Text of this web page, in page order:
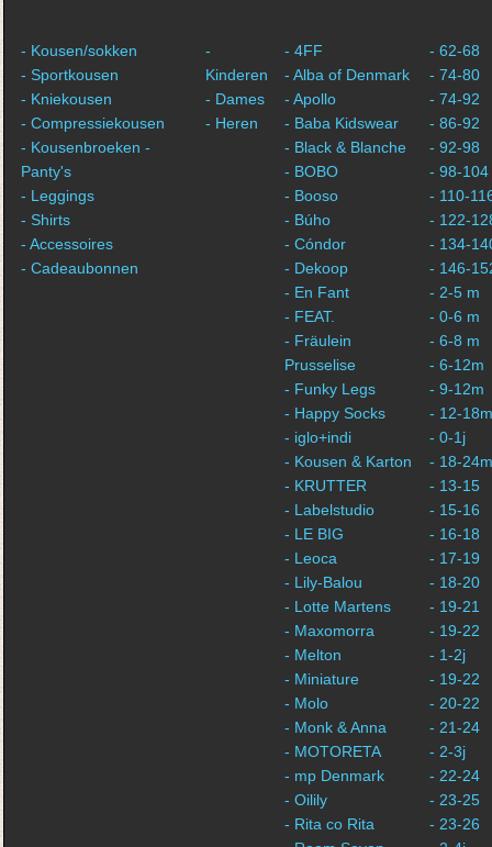
- Kousen/sokken
- Sportkousen
- Kniekousen
- Compressiekousen
- Kousenbroeken -
Panty's
- Leggings
- Shirts
- Accessoires
- Cadeaubonnen
-
Kinderen
- Dames
- Heren
- 4FF
- Alba of Denmark
- Apollo
- Baba Kidswear
- Black & Blanche
- BOBO
- Booso
- Búho
- Cóndor
- Dekoop
- En Fant
- FEAT.
- Fräulein
Prusselise
- Funky Legs
- Happy Socks
- iglo+indi
- Kousen & Karton
- KRUTTER
- Labelstudio
- LE BIG
- Leoca
- Lily-Balou
- Lotte Martens
- Maxomorra
- Melton
- Miniature
- Molo
- Monk & Anna
- MOTORETA
- mp Denmark
- Oilily
- Rita co Rita
- 62-68
- 74-80
- 74-92
- 86-92
- 92-98
- 98-104
- 110-
- 122-
- 134-
- 146-
- 2-5 m
- 0-6 m
- 6-8 m
- 6-12m
- 9-12m
- 12-18m
- 0-1j
- 18-24m
- 13-15
- 15-16
- 16-18
- 17-19
- 18-20
- 19-21
- 19-22
- 1-2j
- 19-22
- 20-22
- 21-24
- 2-3j
- 22-24
- 23-25
- 23-26